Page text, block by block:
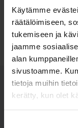
Käytämme
räätälöimiseen,
tukemiseen ja
jaamme
alan
sivustoamme.
tietoja muihin
kerätty, kun olet
Lue artikkeli